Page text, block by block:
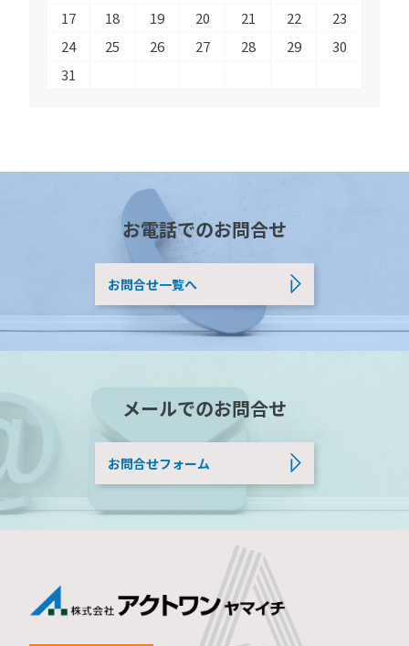
17
18 19 20 21 22
23
24
25 26 27 28 29
30
31
お電話でのお問合せ
お問合せ一覧へ
メールでのお問合せ
お問合せフォーム